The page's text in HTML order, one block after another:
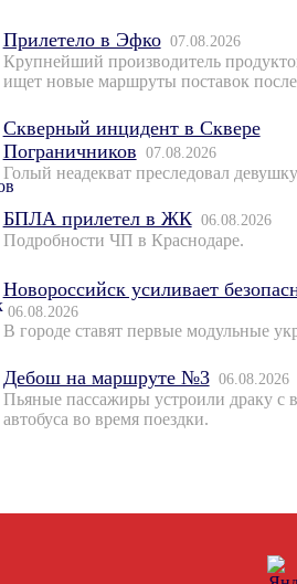
Прилетело в Эфко 07.08.2026
Крупнейший производитель
ищет новые маршруты поставок после
Скверный инцидент в Сквере
Пограничников 07.08.2026
Голый неадекват преследовал
БПЛА прилетел в ЖК 06.08.2026
Подробности ЧП в Краснодаре.
Новороссийск усиливает
06.08.2026
В городе ставят первые модульные
Дебош на маршруте №3 06.08.2026
Пьяные пассажиры устроили драку с
автобуса во время поездки.